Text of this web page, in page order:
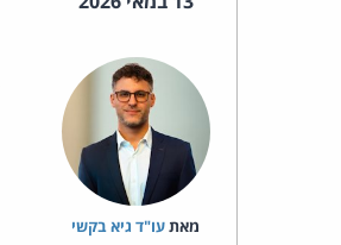
מאת‏עו"ד גיא בקשי